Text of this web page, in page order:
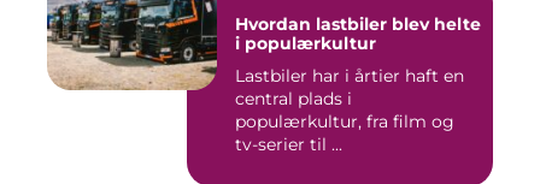
Hvordan lastbiler blev helte
i populærkultur
Lastbiler har i årtier haft en
central plads i
populærkultur, fra film og
tv-serier til ...